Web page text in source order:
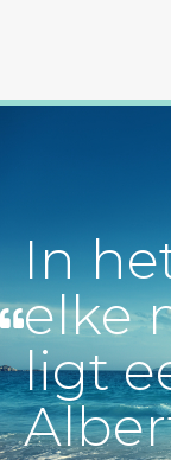
In
elke
ligt